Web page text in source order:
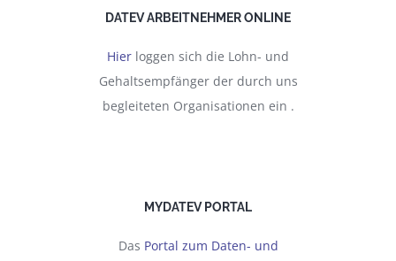
DATEV ARBEITNEHMER ONLINE
Hier loggen sich die Lohn- und
Gehaltsempfänger der durch uns
begleiteten Organisationen ein .
MYDATEV PORTAL
Das Portal zum Daten- und